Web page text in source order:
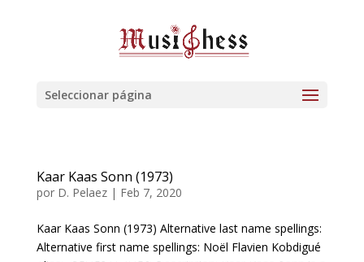
Seleccionar página
Kaar Kaas Sonn (1973)
por D. Pelaez| Feb 7, 2020
Kaar Kaas Sonn (1973) Alternative last name spellings:
Alternative first name spellings: Noël Flavien Kobdigué